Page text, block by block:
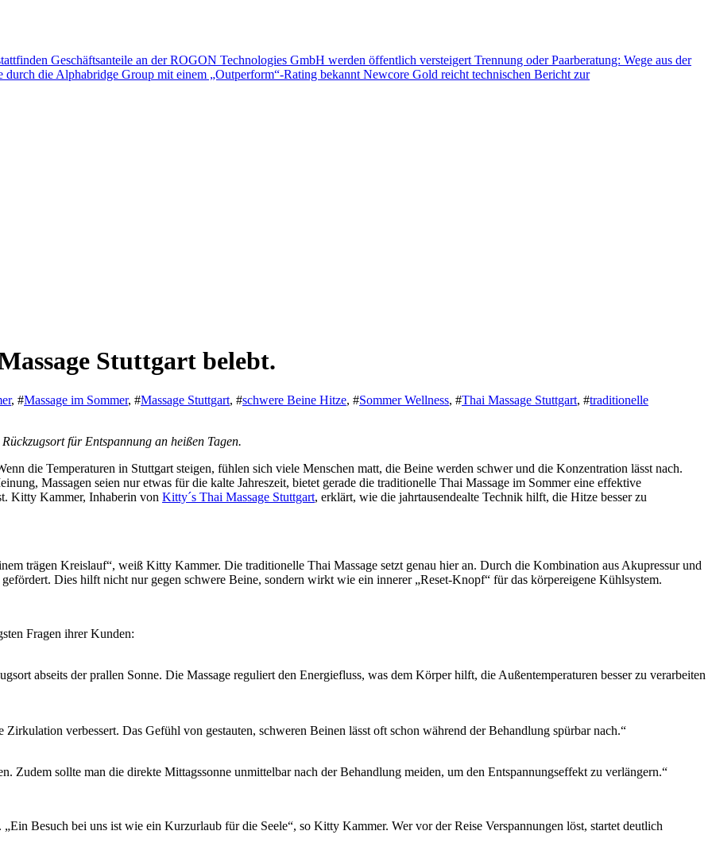
Geschäftsanteile an der ROGON Technologies GmbH werden öffentlich versteigert Trennung oder Paarberatung: Wege aus der
die Alphabridge Group mit einem „Outperform“-Rating bekannt Newcore Gold reicht technischen Bericht zur
Stuttgart belebt.
, #Massage im Sommer, #Massage Stuttgart, #schwere Beine Hitze, #Sommer Wellness, #Thai Massage Stuttgart, #traditionelle
für Entspannung an heißen Tagen.
die Temperaturen in Stuttgart steigen, fühlen sich viele Menschen matt, die Beine werden schwer und die Konzentration lässt nach.
Massagen seien nur etwas für die kalte Jahreszeit, bietet gerade die traditionelle Thai Massage im Sommer eine effektive
Kitty Kammer, Inhaberin von Kitty´s Thai Massage Stuttgart, erklärt, wie die jahrtausendealte Technik hilft, die Hitze besser zu
trägen Kreislauf“, weiß Kitty Kammer. Die traditionelle Thai Massage setzt genau hier an. Durch die Kombination aus Akupressur und
Dies hilft nicht nur gegen schwere Beine, sondern wirkt wie ein innerer „Reset-Knopf“ für das körpereigene Kühlsystem.
Fragen ihrer Kunden:
abseits der prallen Sonne. Die Massage reguliert den Energiefluss, was dem Körper hilft, die Außentemperaturen besser zu verarbeiten
verbessert. Das Gefühl von gestauten, schweren Beinen lässt oft schon während der Behandlung spürbar nach.“
Zudem sollte man die direkte Mittagssonne unmittelbar nach der Behandlung meiden, um den Entspannungseffekt zu verlängern.“
Besuch bei uns ist wie ein Kurzurlaub für die Seele“, so Kitty Kammer. Wer vor der Reise Verspannungen löst, startet deutlich